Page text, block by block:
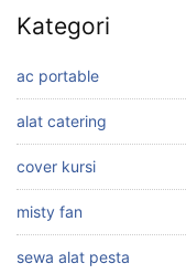
Kategori
ac portable
alat catering
cover kursi
misty fan
sewa alat pesta